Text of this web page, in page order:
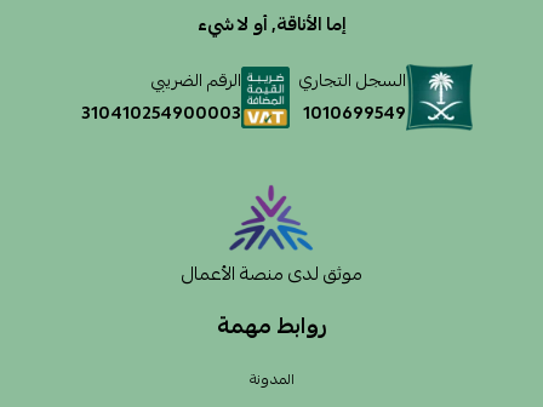
روابط مهمة
المدونة
إما الأناقة, أو لا شيء
السجل التجاري
1010699549
الرقم الضريبي
310410254900003
موثق لدى منصة الأعمال